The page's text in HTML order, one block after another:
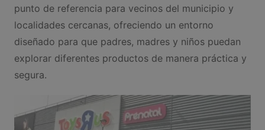
punto de referencia para vecinos del municipio y
localidades cercanas, ofreciendo un entorno
diseñado para que padres, madres y niños puedan
explorar diferentes productos de manera práctica y
segura.